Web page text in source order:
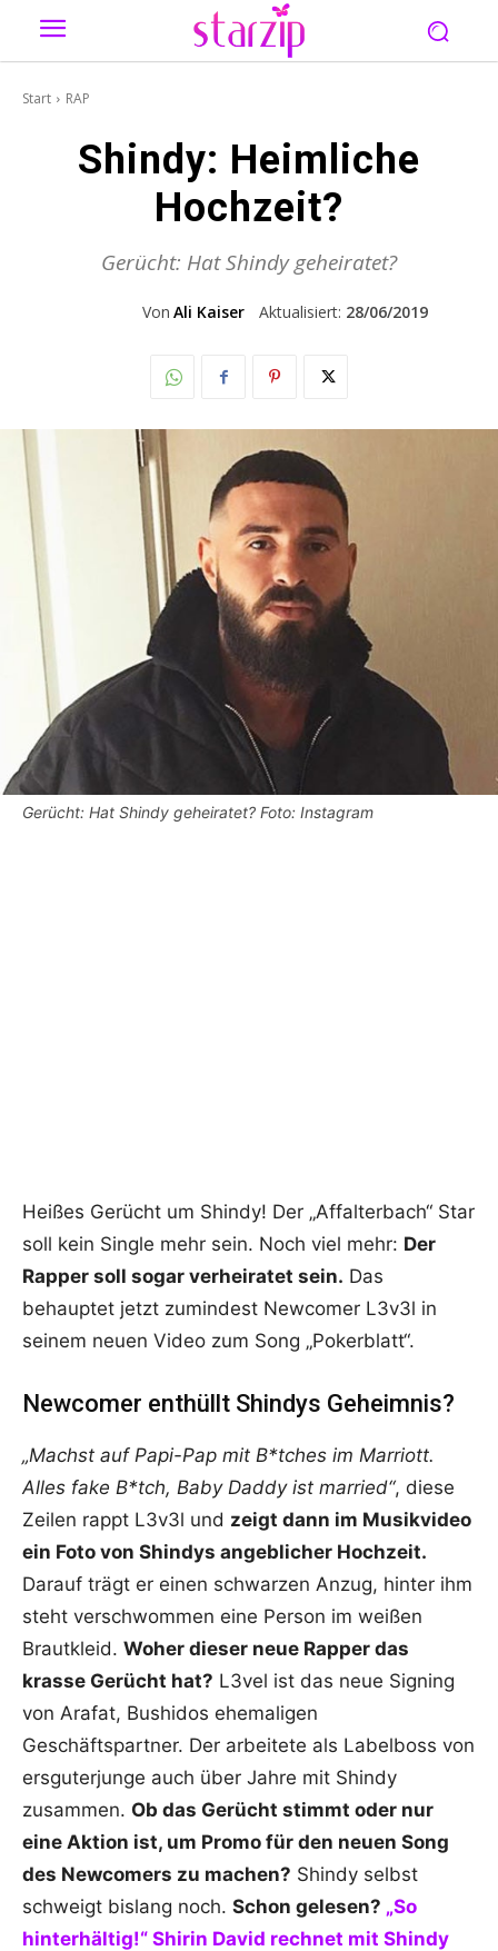
Start RAP
Shindy: Heimliche
Hochzeit?
Gerücht: Hat Shindy geheiratet?
Von Ali Kaiser Aktualisiert: 28/06/2019
Gerücht: Hat Shindy geheiratet? Foto: Instagram
Heißes Gerücht um Shindy! Der „Affalterbach“ Star
soll kein Single mehr sein. Noch viel mehr: Der
Rapper soll sogar verheiratet sein. Das
behauptet jetzt zumindest Newcomer L3v3l in
seinem neuen Video zum Song „Pokerblatt“.
Newcomer enthüllt Shindys Geheimnis?
„Machst auf Papi-Pap mit B*tches im Marriott.
Alles fake B*tch, Baby Daddy ist married“, diese
Zeilen rappt L3v3l und zeigt dann im Musikvideo
ein Foto von Shindys angeblicher Hochzeit.
Darauf trägt er einen schwarzen Anzug, hinter ihm
steht verschwommen eine Person im weißen
Brautkleid. Woher dieser neue Rapper das
krasse Gerücht hat? L3vel ist das neue Signing
von Arafat, Bushidos ehemaligen
Geschäftspartner. Der arbeitete als Labelboss von
ersguterjunge auch über Jahre mit Shindy
zusammen. Ob das Gerücht stimmt oder nur
eine Aktion ist, um Promo für den neuen Song
des Newcomers zu machen? Shindy selbst
schweigt bislang noch. Schon gelesen? „So
hinterhältig!“ Shirin David rechnet mit Shindy